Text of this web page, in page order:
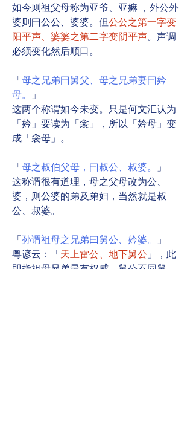
如今则祖父母称为亚爷、亚嫲 ，外公外
婆则曰公公、婆婆。但公公之第一字变
阳平声、婆婆之第二字变阴平声。声调
必须变化然后顺口。
「 母之兄弟曰舅父、母之兄弟妻曰妗
母。
」
这两个称谓如今未变。只是何文汇认为
「妗」要读为「衾」，所以「妗母」变
成「衾母」。
「 母之叔伯父母，曰叔公、叔婆。
」
这称谓很有道理，母之父母改为公、
婆，则公婆的弟及弟妇，当然就是叔
公、叔婆。
「 孙谓祖母之兄弟曰舅公、妗婆。
」
粤谚云：「 天上雷公、地下舅公 」，此
即指祖母兄弟最有权威。舅公不同舅